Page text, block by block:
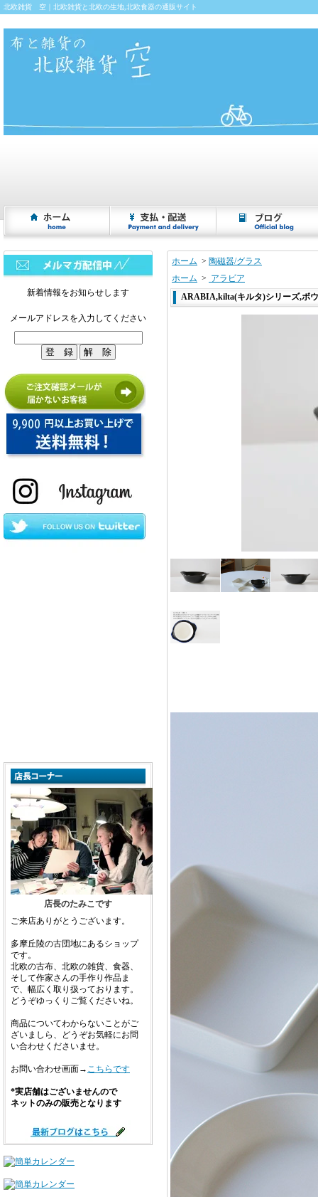
北欧雑貨 空｜北欧雑貨と北欧の生地,北欧食器の通販サイト
新着情報をお知らせします
メールアドレスを入力してください
店長のたみこです
ご来店ありがとうございます。
多摩丘陵の古団地にあるショップ
です。
北欧の古布、北欧の雑貨、食器、
そして作家さんの手作り作品ま
で、幅広く取り扱っております。
どうぞゆっくりご覧くださいね。
商品についてわからないことがご
ざいましら、どうぞお気軽にお問
い合わせくださいませ。
お問い合わせ画面→ こちらです
*実店舗はございませんので
ネットのみの販売となります
ホーム > 陶磁器/グラス
ホーム > アラビア
ARABIA,kilta(キルタ)シリーズ,ボ